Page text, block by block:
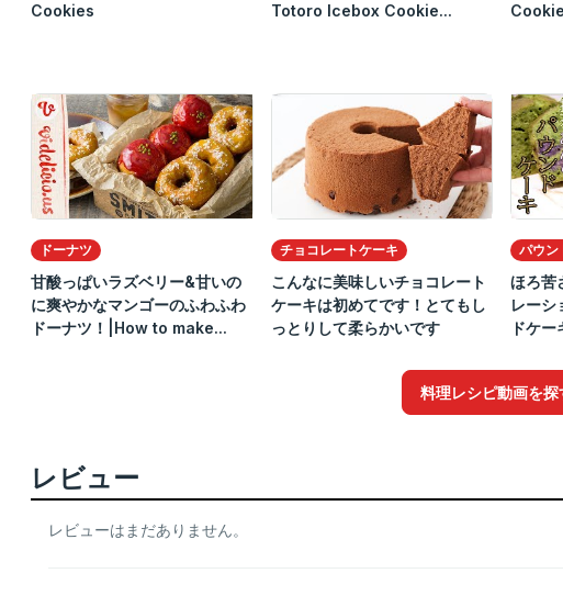
Cookies
Totoro Icebox Cookie...
ドーナツ
甘酸っぱいラズベリー&甘いの
に爽やかなマンゴーのふわふわ
ドーナツ！|How to make...
チョコレートケーキ
こんなに美味しいチョコレート
ケーキは初めてです！とてもし
っとりして柔らかいです
パウン
ほろ苦
レーシ
ドケ
料理レシピ動画を探
レビュー
レビューはまだありません。